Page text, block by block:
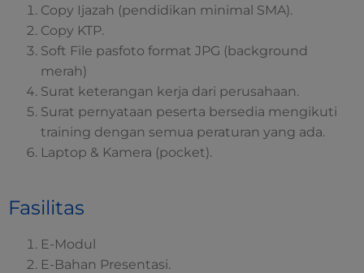
Copy Ijazah (pendidikan minimal SMA).
Copy KTP.
Soft File pasfoto format JPG (background
merah)
Surat keterangan kerja dari perusahaan.
Surat pernyataan peserta bersedia mengikuti
training dengan semua peraturan yang ada.
Laptop & Kamera (pocket).
Fasilitas
E-Modul
E-Bahan Presentasi.